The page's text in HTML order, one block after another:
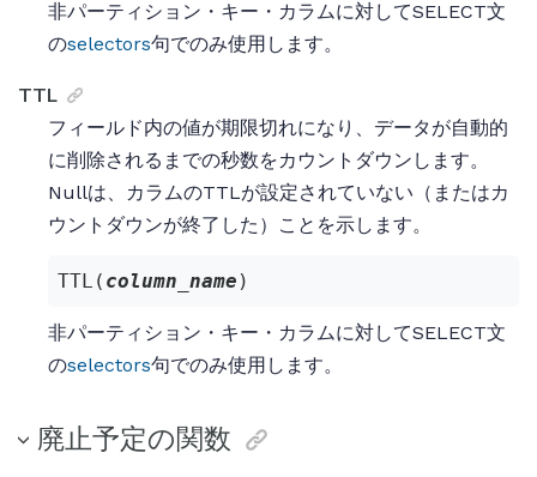
非パーティション・キー・カラムに対してSELECT文
のselectors句でのみ使用します。
TTL
フィールド内の値が期限切れになり、データが自動的
に削除されるまでの秒数をカウントダウンします。
Nullは、カラムのTTLが設定されていない（またはカ
ウントダウンが終了した）ことを示します。
TTL( column_name )
非パーティション・キー・カラムに対してSELECT文
のselectors句でのみ使用します。
廃止予定の関数